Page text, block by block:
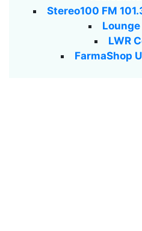
Stereo100 FM
LWR
FarmaShop